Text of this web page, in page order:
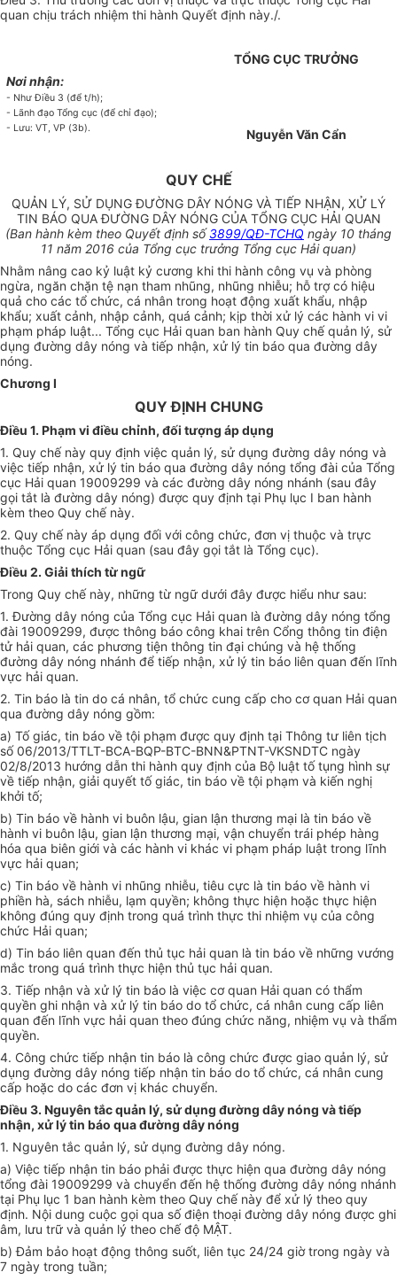
quan chịu trách nhiệm thi hành Quyết định này./.
Nơi nhận:
- Như Điều 3 (để t/h);
- Lãnh đạo Tổng cục (để chỉ đạo);
- Lưu: VT, VP (3b).
TỔNG CỤC TRƯỞNG
Nguyễn Văn Cẩn
QUY CHẾ
QUẢN LÝ, SỬ DỤNG ĐƯỜNG DÂY NÓNG VÀ TIẾP NHẬN, XỬ LÝ
TIN BÁO QUA ĐƯỜNG DÂY NÓNG CỦA TỔNG CỤC HẢI QUAN
(Ban hành kèm theo Quyết định số3899/QĐ-TCHQ ngày 10 tháng
11 năm 2016 của Tổng cục trưởng Tổng cục Hải quan)
Nhằm nâng cao kỷ luật kỷ cương khi thi hành công vụ và phòng
ngừa, ngăn chặn tệ nạn tham nhũng, nhũng nhiễu; hỗ trợ có hiệu
quả cho các tổ chức, cá nhân trong hoạt động xuất khẩu, nhập
khẩu; xuất cảnh, nhập cảnh, quá cảnh; kịp thời xử lý các hành vi vi
phạm pháp luật... Tổng cục Hải quan ban hành Quy chế quản lý, sử
dụng đường dây nóng và tiếp nhận, xử lý tin báo qua đường dây
nóng.
Chương I
QUY ĐỊNH CHUNG
Điều 1. Phạm vi điều chỉnh, đối tượng áp dụng
1. Quy chế này quy định việc quản lý, sử dụng đường dây nóng và
việc tiếp nhận, xử lý tin báo qua đường dây nóng tổng đài của Tổng
cục Hải quan 19009299 và các đường dây nóng nhánh (sau đây
gọi tắt là đường dây nóng) được quy định tại Phụ lục I ban hành
kèm theo Quy chế này.
2. Quy chế này áp dụng đối với công chức, đơn vị thuộc và trực
thuộc Tổng cục Hải quan (sau đây gọi tắt là Tổng cục).
Điều 2. Giải thích từ ngữ
Trong Quy chế này, những từ ngữ dưới đây được hiểu như sau:
1. Đường dây nóng của Tổng cục Hải quan là đường dây nóng tổng
đài 19009299, được thông báo công khai trên Cổng thông tin điện
tử hải quan, các phương tiện thông tin đại chúng và hệ thống
đường dây nóng nhánh để tiếp nhận, xử lý tin báo liên quan đến lĩnh
vực hải quan.
2. Tin báo là tin do cá nhân, tổ chức cung cấp cho cơ quan Hải quan
qua đường dây nóng gồm:
a) Tố giác, tin báo về tội phạm được quy định tại Thông tư liên tịch
số 06/2013/TTLT-BCA-BQP-BTC-BNN&PTNT-VKSNDTC ngày
02/8/2013 hướng dẫn thi hành quy định của Bộ luật tố tụng hình sự
về tiếp nhận, giải quyết tố giác, tin báo về tội phạm và kiến nghị
khởi tố;
b) Tin báo về hành vi buôn lậu, gian lận thương mại là tin báo về
hành vi buôn lậu, gian lận thương mại, vận chuyển trái phép hàng
hóa qua biên giới và các hành vi khác vi phạm pháp luật trong lĩnh
vực hải quan;
c) Tin báo về hành vi nhũng nhiễu, tiêu cực là tin báo về hành vi
phiền hà, sách nhiễu, lạm quyền; không thực hiện hoặc thực hiện
không đúng quy định trong quá trình thực thi nhiệm vụ của công
chức Hải quan;
d) Tin báo liên quan đến thủ tục hải quan là tin báo về những vướng
mắc trong quá trình thực hiện thủ tục hải quan.
3. Tiếp nhận và xử lý tin báo là việc cơ quan Hải quan có thẩm
quyền ghi nhận và xử lý tin báo do tổ chức, cá nhân cung cấp liên
quan đến lĩnh vực hải quan theo đúng chức năng, nhiệm vụ và thẩm
quyền.
4. Công chức tiếp nhận tin báo là công chức được giao quản lý, sử
dụng đường dây nóng tiếp nhận tin báo do tổ chức, cá nhân cung
cấp hoặc do các đơn vị khác chuyển.
Điều 3. Nguyên tắc quản lý, sử dụng đường dây nóng và tiếp
nhận, xử lý tin báo qua đường dây nóng
1. Nguyên tắc quản lý, sử dụng đường dây nóng.
a) Việc tiếp nhận tin báo phải được thực hiện qua đường dây nóng
tổng đài 19009299 và chuyển đến hệ thống đường dây nóng nhánh
tại Phụ lục 1 ban hành kèm theo Quy chế này để xử lý theo quy
định. Nội dung cuộc gọi qua số điện thoại đường dây nóng được ghi
âm, lưu trữ và quản lý theo chếđộ MẬT.
b) Đảm bảo hoạt động thông suốt, liên tục 24/24 giờ trong ngày và
7 ngày trong tuần;